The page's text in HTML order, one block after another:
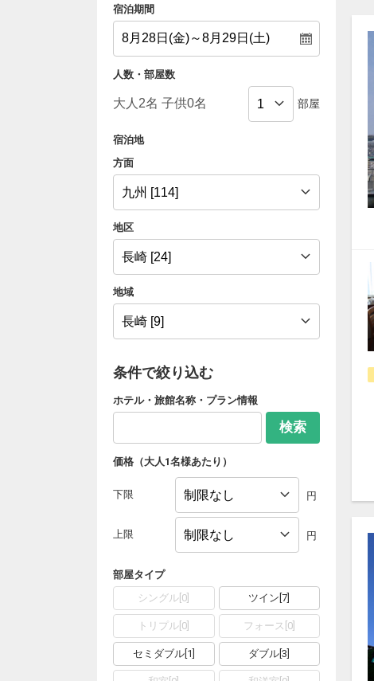
宿泊期間
人数・部屋数
部屋
宿泊地
方面
地区
地域
条件で絞り込む
ホテル・旅館名称・プラン情報
検索
価格（大人1名様あたり）
下限 円
上限 円
部屋タイプ
シングル 0 ツイン [7
トリプル 0 フォース 0]
セミダブル[ 1 ダブル [3